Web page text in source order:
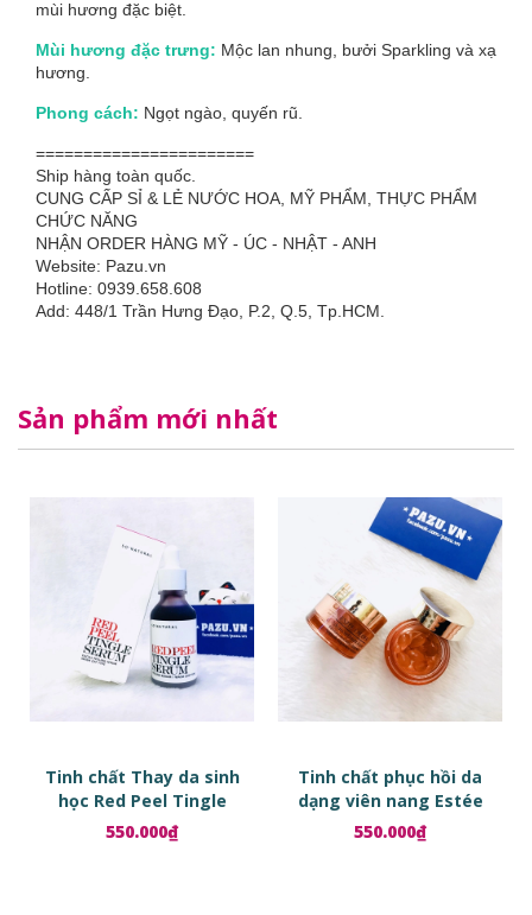
mùi hương đặc biệt.
Mùi hương đặc trưng: Mộc lan nhung, bưởi Sparkling và xạ
hương.
Phong cách: Ngọt ngào, quyến rũ.
=======================
Ship hàng toàn quốc.
CUNG CẤP SỈ & LẺ NƯỚC HOA, MỸ PHẨM, THỰC PHẨM
CHỨC NĂNG
NHẬN ORDER HÀNG MỸ - ÚC - NHẬT - ANH
Website: Pazu.vn
Hotline: 0939.658.608
Add: 448/1 Trần Hưng Đạo, P.2, Q.5, Tp.HCM.
Sản phẩm mới nhất
Tinh chất Thay da sinh
học Red Peel Tingle
Serum
550.000₫
Tinh chất phục hồi da
dạng viên nang Estée
Lauder Advanced Night
Repair Ampoules
550.000₫